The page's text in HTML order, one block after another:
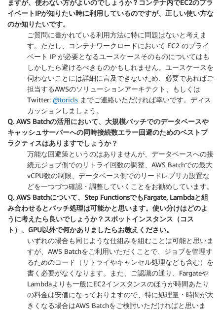
ますが、使わない方がよいのでしょうか？コンテナ内でEC2のプラ
イベートIPが知りたい時に利用しているのですが、正しい使い方な
のか知りたいです。
ご質問に書かれている利用方法に特に問題はないと考えま
す。ただし、コンテナワークロードにおいて EC2 のプライ
ベート IP が必要となるユースケースそのものについてはも
しかしたら避けるべきものかもしれません。ユースケースを
伺わないことには詳細に言及できないため、必要であればご
担当するAWSのソリューションアーキテクト、もしくは
Twitter: @toricls までご連絡いただければ幸いです。ディス
カッションしましょう。
Q. AWS Batchの活用において、大規模バッチでのデータベースや
キャッシュサーバーへの同時接続数エラー回避のためのベストプ
ラクティスはありますでしょうか？
万能な回避策というのはありませんが、データベースへの接
続元ジョブ側でのリトライ回数の調整、AWS Batchでの最大
vCPU数の制限、データベース側でのリードレプリカ設置な
どを一つづつ確認・調整していくことをお勧めしています。
Q. AWS Batchについて、Step FunctionsでもFargate, Lambdaと組
み合わせるとバッチ処理は可能かと思います。使い分けはどのよ
うに考えたら良いでしょうか？スポットインスタンス（コス
ト）、GPU以外で何かありましたらお教えください。
いずれの場合も同じような仕組みを組むことは可能と思いま
すが、AWS Batchをご利用いただくことで、ジョブを管理す
るためのコード（リトライやキャンセル処理なども含む）を
書く必要がなくなります。また、ご認識の通り、Fargateや
Lambdaよりも一般にEC2インスタンスのほうが時間あたり
の料金は安価になっておりますので、特に処理量・時間が大
きくなる場合はAWS Batchをご検討いただければと思いま